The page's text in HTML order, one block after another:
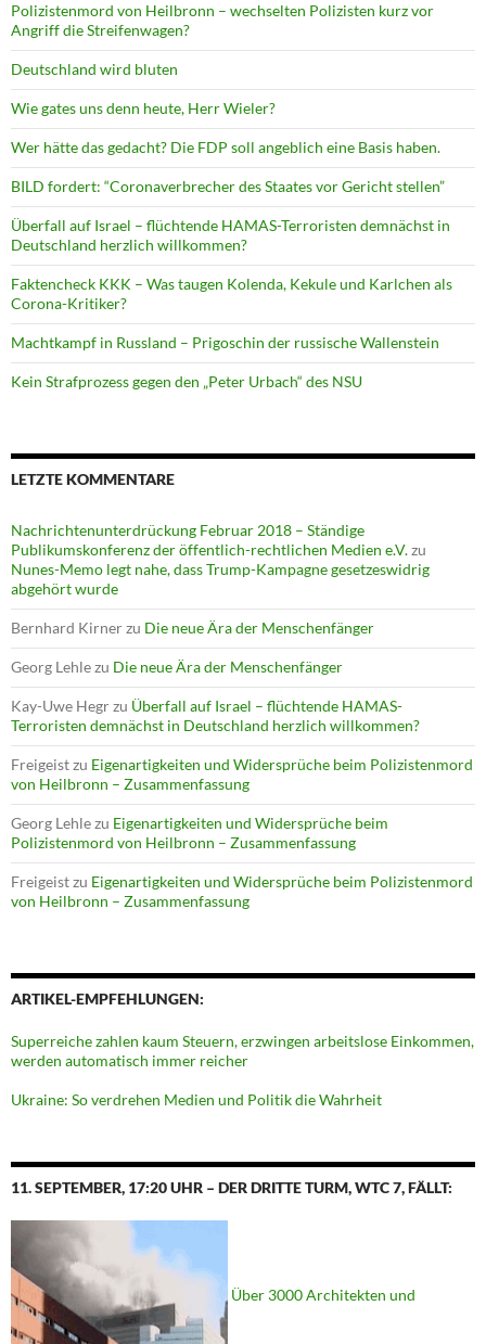
Polizistenmord von Heilbronn – wechselten Polizisten kurz vor
Angriff die Streifenwagen?
Deutschland wird bluten
Wie gates uns denn heute, Herr Wieler?
Wer hätte das gedacht? Die FDP soll angeblich eine Basis haben.
BILD fordert: “Coronaverbrecher des Staates vor Gericht stellen”
Überfall auf Israel – flüchtende HAMAS-Terroristen demnächst in
Deutschland herzlich willkommen?
Faktencheck KKK – Was taugen Kolenda, Kekule und Karlchen als
Corona-Kritiker?
Machtkampf in Russland – Prigoschin der russische Wallenstein
Kein Strafprozess gegen den „Peter Urbach“ des NSU
LETZTE KOMMENTARE
Nachrichtenunterdrückung Februar 2018 – Ständige
Publikumskonferenz der öffentlich-rechtlichen Medien e.V.zu
Nunes-Memo legt nahe, dass Trump-Kampagne gesetzeswidrig
abgehört wurde
Bernhard Kirnerzu Die neue Ära der Menschenfänger
Georg Lehlezu Die neue Ära der Menschenfänger
Kay-Uwe Hegrzu Überfall auf Israel – flüchtende HAMAS-
Terroristen demnächst in Deutschland herzlich willkommen?
Freigeistzu Eigenartigkeiten und Widersprüche beim Polizistenmord
von Heilbronn – Zusammenfassung
Georg Lehlezu Eigenartigkeiten und Widersprüche beim
Polizistenmord von Heilbronn – Zusammenfassung
Freigeistzu Eigenartigkeiten und Widersprüche beim Polizistenmord
von Heilbronn – Zusammenfassung
ARTIKEL-EMPFEHLUNGEN:
Superreiche zahlen kaum Steuern, erzwingen arbeitslose Einkommen,
werden automatisch immer reicher
Ukraine: So verdrehen Medien und Politik die Wahrheit
11. SEPTEMBER, 17:20 UHR – DER DRITTE TURM, WTC 7, FÄLLT:
Über 3000 Architekten und